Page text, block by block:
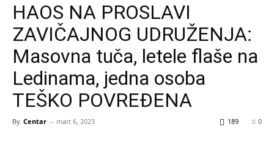
HAOS NA PROSLAVI
ZAVIČAJNOG UDRUŽENJA:
Masovna tuča, letele flaše na
Ledinama, jedna osoba
TEŠKO POVREĐENA
By Centar - mart 6, 2023 0
189